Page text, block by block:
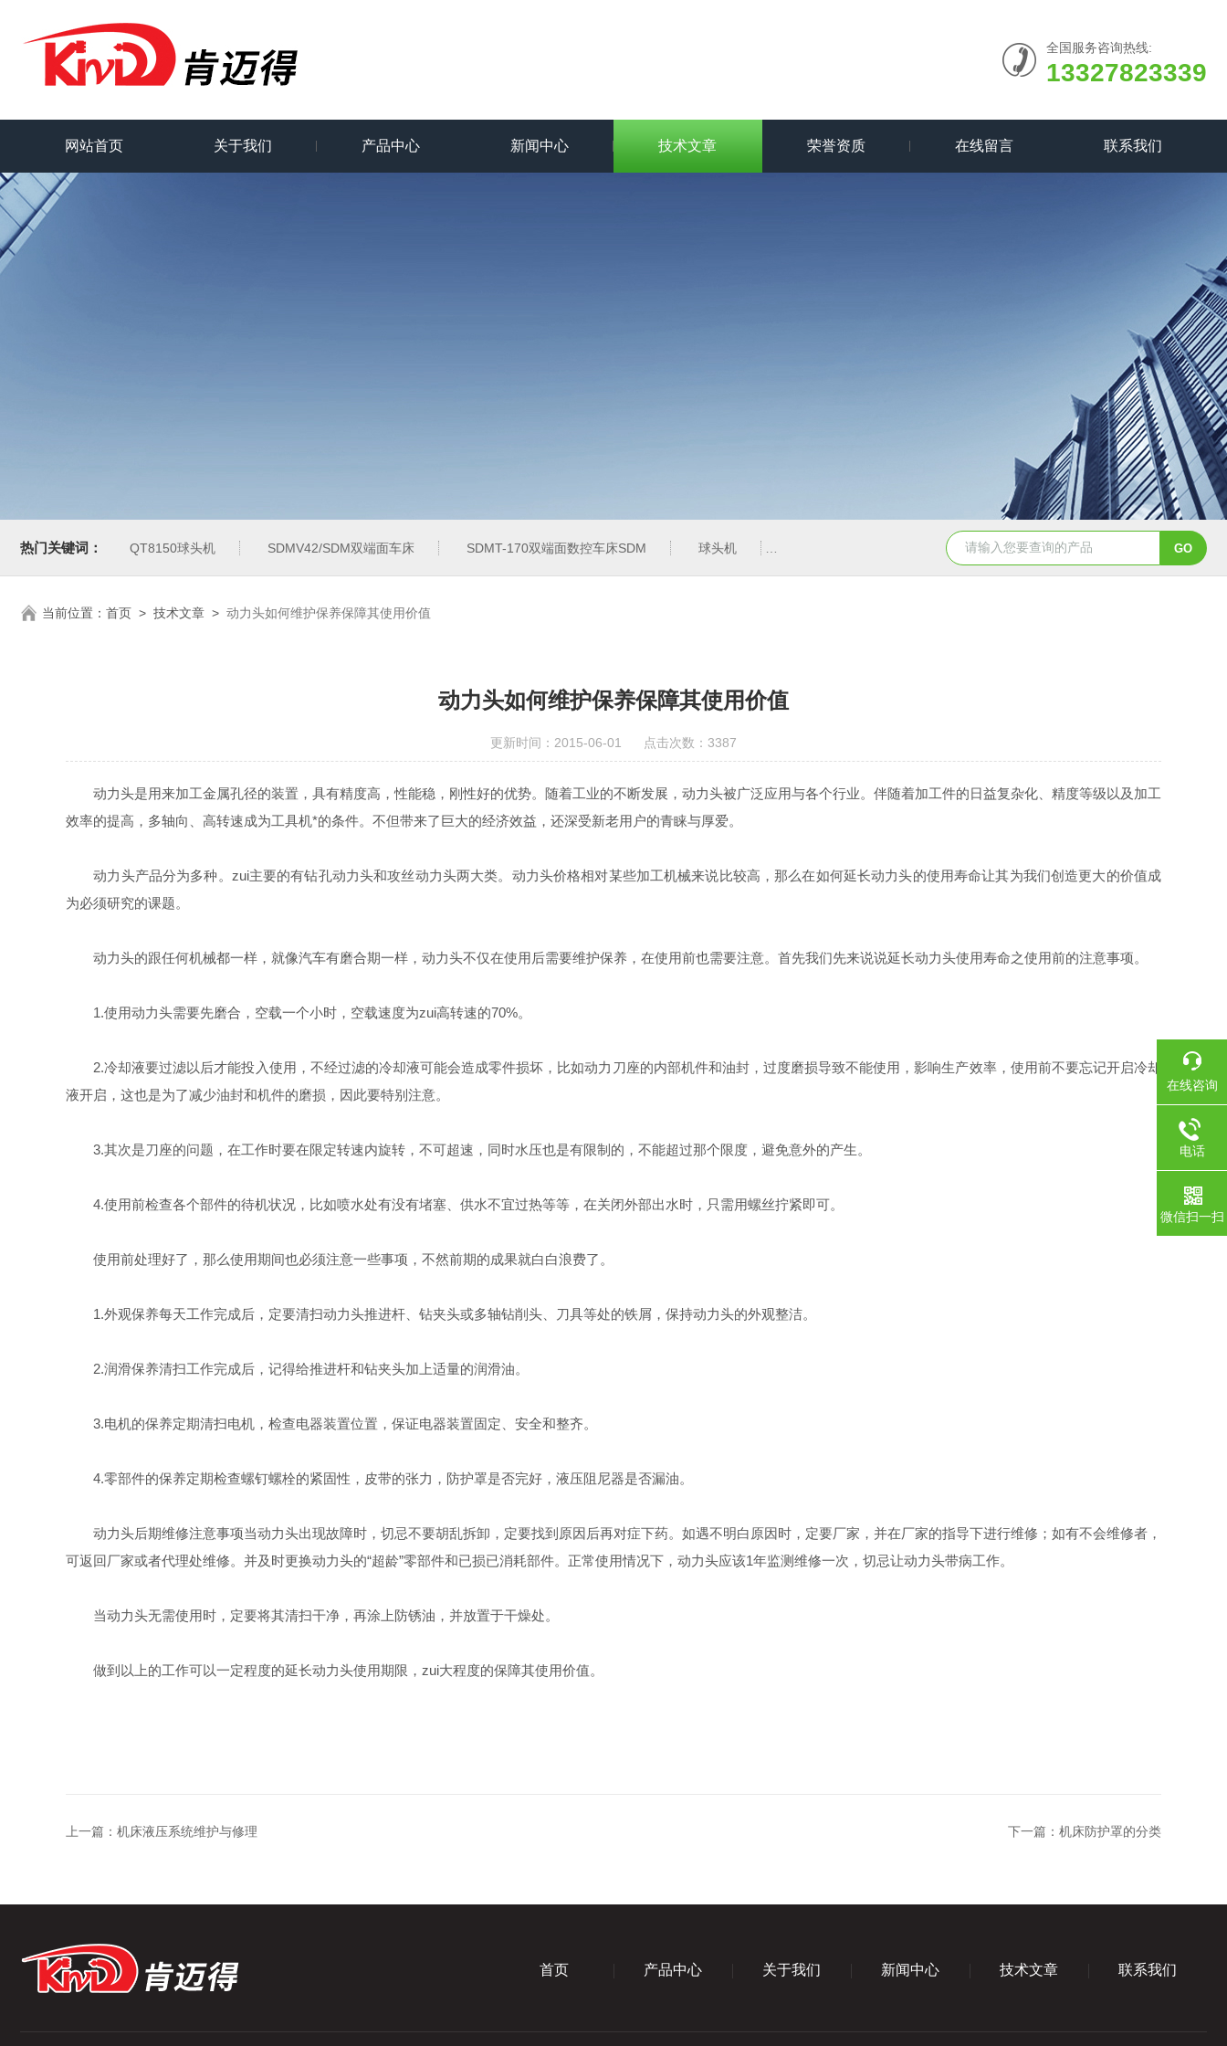
全国服务咨询热线:
13327823339
网站首页 关于我们 产品中心 新闻中心 技术文章 荣誉资质 在线留言 联系我们
热门关键词： QT8150球头机 SDMV42/SDM双端面车床 SDMT-170双端面数控车床SDM 球头机 SDM25-03I/T6004I/T100-04I /T170-04I双端
当前位置： 首页 > 技术文章 > 动力头如何维护保养保障其使用价值
动力头如何维护保养保障其使用价值
更新时间：2015-06-01 点击次数：3387
动力头是用来加工金属孔径的装置，具有精度高，性能稳，刚性好的优势。随着工业的不断发展，动力头被广泛应用与各个行业。伴随着加工件的日益复杂化、精度等级以及加工
效率的提高，多轴向、高转速成为工具机*的条件。不但带来了巨大的经济效益，还深受新老用户的青睐与厚爱。
动力头产品分为多种。zui主要的有钻孔动力头和攻丝动力头两大类。动力头价格相对某些加工机械来说比较高，那么在如何延长动力头的使用寿命让其为我们创造更大的价值成
为必须研究的课题。
动力头的跟任何机械都一样，就像汽车有磨合期一样，动力头不仅在使用后需要维护保养，在使用前也需要注意。首先我们先来说说延长动力头使用寿命之使用前的注意事项。
1.使用动力头需要先磨合，空载一个小时，空载速度为zui高转速的70%。
2.冷却液要过滤以后才能投入使用，不经过滤的冷却液可能会造成零件损坏，比如动力刀座的内部机件和油封，过度磨损导致不能使用，影响生产效率，使用前不要忘记开启冷却
液开启，这也是为了减少油封和机件的磨损，因此要特别注意。
3.其次是刀座的问题，在工作时要在限定转速内旋转，不可超速，同时水压也是有限制的，不能超过那个限度，避免意外的产生。
4.使用前检查各个部件的待机状况，比如喷水处有没有堵塞、供水不宜过热等等，在关闭外部出水时，只需用螺丝拧紧即可。
使用前处理好了，那么使用期间也必须注意一些事项，不然前期的成果就白白浪费了。
1.外观保养每天工作完成后，定要清扫动力头推进杆、钻夹头或多轴钻削头、刀具等处的铁屑，保持动力头的外观整洁。
2.润滑保养清扫工作完成后，记得给推进杆和钻夹头加上适量的润滑油。
3.电机的保养定期清扫电机，检查电器装置位置，保证电器装置固定、安全和整齐。
4.零部件的保养定期检查螺钉螺栓的紧固性，皮带的张力，防护罩是否完好，液压阻尼器是否漏油。
动力头后期维修注意事项当动力头出现故障时，切忌不要胡乱拆卸，定要找到原因后再对症下药。如遇不明白原因时，定要厂家，并在厂家的指导下进行维修；如有不会维修者，
可返回厂家或者代理处维修。并及时更换动力头的“超龄”零部件和已损已消耗部件。正常使用情况下，动力头应该1年监测维修一次，切忌让动力头带病工作。
当动力头无需使用时，定要将其清扫干净，再涂上防锈油，并放置于干燥处。
做到以上的工作可以一定程度的延长动力头使用期限，zui大程度的保障其使用价值。
上一篇： 机床液压系统维护与修理 下一篇： 机床防护罩的分类
首页 产品中心 关于我们 新闻中心 技术文章 联系我们
在线咨询
电话
微信扫一扫